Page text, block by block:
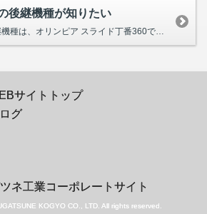
後継機種が知りたい
スライド丁番230の後継機種は、オリンピア スライド丁番360です。 取付位置が共通なため、既存の家具から...
サイトトップ
グ
KOGYO CO., LTD. All rights reserved.